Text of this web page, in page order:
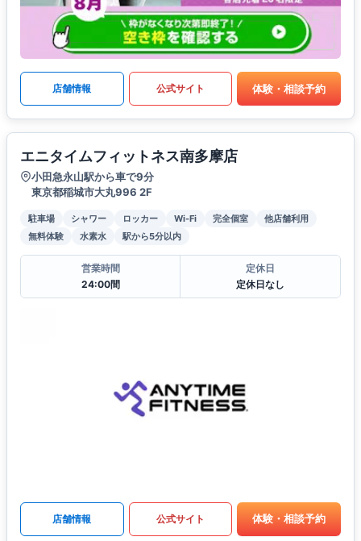
店舗情報 公式サイト 体験・相談予約
エニタイムフィットネス南多摩店
小田急永山駅から車で9分
東京都稲城市大丸996 2F
駐車場 シャワー ロッカー Wi-Fi 完全個室
他店舗利用
無料体験
水素水 駅から5分以内
営業時間
24:00間
定休日
定休日なし
店舗情報 公式サイト 体験・相談予約